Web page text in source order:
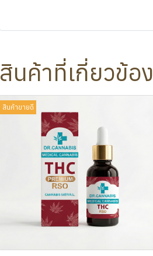
สินค้าที่เกี่ยวข้อง
สินค้าขายดี